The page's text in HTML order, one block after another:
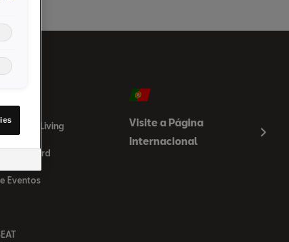
Living
Forward
Eventos
Visite a Página
Internacional